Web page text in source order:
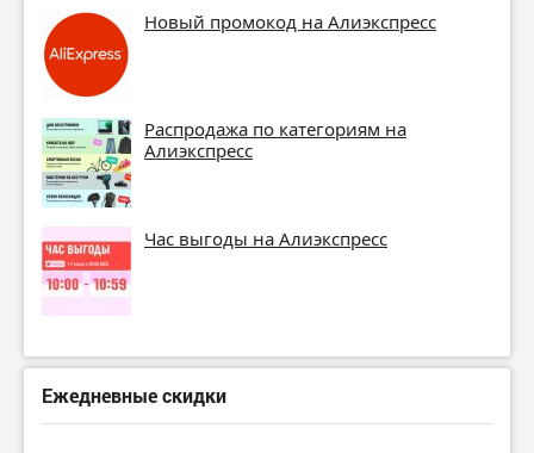
Новый промокод на Алиэкспресс
Распродажа по категориям на
Алиэкспресс
Час выгоды на Алиэкспресс
Ежедневные скидки